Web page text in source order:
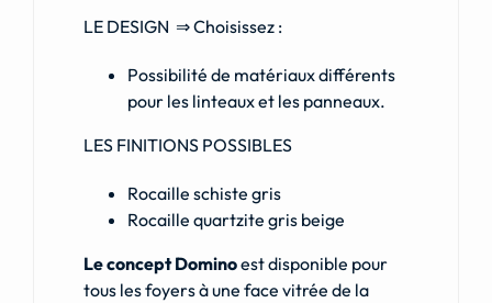
LE DESIGN ⇒ Choisissez :
Possibilité de matériaux différents
pour les linteaux et les panneaux.
LES FINITIONS POSSIBLES
Rocaille schiste gris
Rocaille quartzite gris beige
Le concept Dominoest disponible pour
tous les foyers à une face vitrée de la